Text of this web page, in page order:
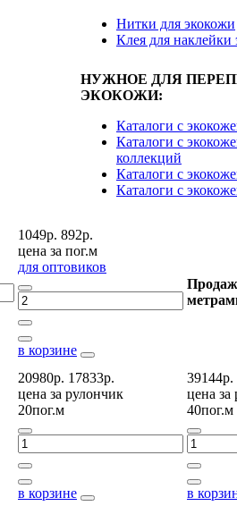
Нитки для экокожи
Клея для наклейки
НУЖНОЕ ДЛЯ
ЭКОКОЖИ:
Каталоги с
Каталоги с
коллекций
Каталоги с
Каталоги с
1049р. 892р.
цена за пог.м
для оптовиков
в корзине
20980р. 17833р.
цена за рулончик
20пог.м
в корзине
39144р.
цена за
40пог.м
в